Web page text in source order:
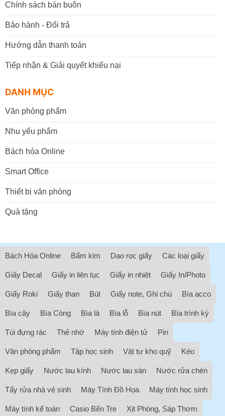
Chính sách bán buôn
Bảo hành - Đổi trả
Hướng dẫn thanh toán
Tiếp nhận & Giải quyết khiếu nại
DANH MỤC
Văn phòng phẩm
Nhu yếu phẩm
Bách hóa Online
Smart Office
Thiết bị văn phòng
Quà tặng
Bách Hóa Online Bấm kim Dao rọc giấy Các loại giấy
Giấy Decal Giấy in liên tục Giấy in nhiệt Giấy In/Photo
Giấy Roki Giấy than Bút Giấy note, Ghi chú Bìa acco
Bìa cây Bìa Còng Bìa lá Bìa lỗ Bìa nút Bìa trình ký
Túi đựng rác Thẻ nhớ Máy tính điện tử Pin
Văn phòng phẩm Tập học sinh Vật tư kho quỹ Kéo
Kẹp giấy Nước lau kính Nước lau sàn Nước rửa chén
Tẩy rửa nhà vệ sinh Máy Tính Đồ Họa Máy tính học sinh
Máy tính kế toán Casio Bến Tre Xịt Phòng, Sáp Thơm